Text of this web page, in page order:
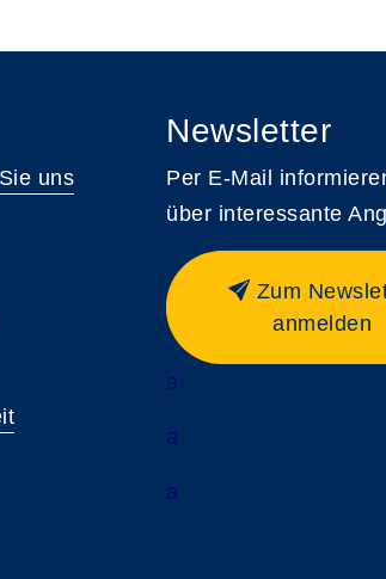
uns
Newsletter
Per E-Mail
über interessante
Zum
anmelden
a
a
a